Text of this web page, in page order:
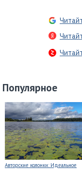
Популярное
Авторские колонки: Идеальное